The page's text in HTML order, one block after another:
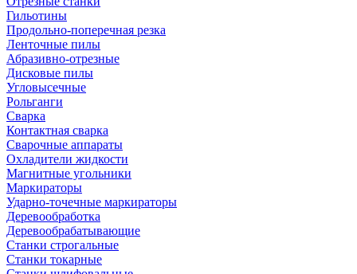
Гильотины
Продольно-поперечная резка
Ленточные пилы
Абразивно-отрезные
Дисковые пилы
Угловысечные
Рольганги
Сварка
Контактная сварка
Сварочные аппараты
Охладители жидкости
Магнитные угольники
Маркираторы
Ударно-точечные маркираторы
Деревообработка
Деревообрабатывающие
Станки строгальные
Станки токарные